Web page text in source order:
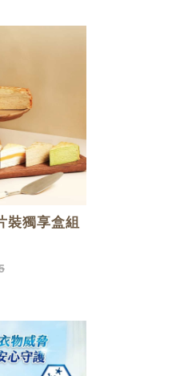
裝獨享盒組